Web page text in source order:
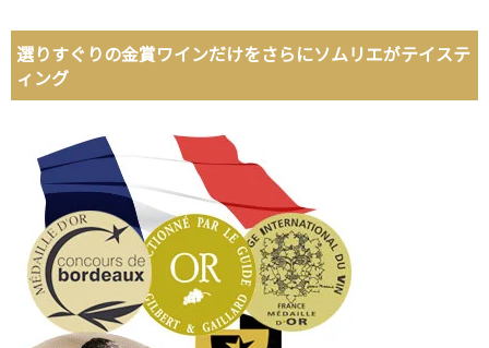
選りすぐりの金賞ワインだけをさらにソムリエがテイステ
ィング